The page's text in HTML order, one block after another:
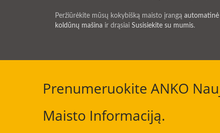
Peržiūrėkite mūsų kokybišką maisto įrangą
koldūnų mašina ir drąsiai Susisiekite su mumis.
Prenumeruokite ANKO
Maisto Informaciją.